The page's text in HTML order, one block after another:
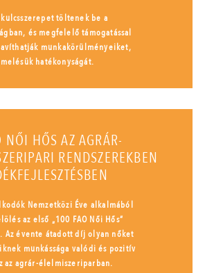
töltenek be a
és megfelelő támogatással
munkakörülményeiket,
hatékonyságát.
HŐS AZ AGRÁR-
RENDSZEREKBEN
Nemzetközi Éve alkalmából
az első „100 FAO Női Hős”
Az évente átadott díj olyan nőket
munkássága valódi és pozitív
az agrár-élelmiszeriparban.